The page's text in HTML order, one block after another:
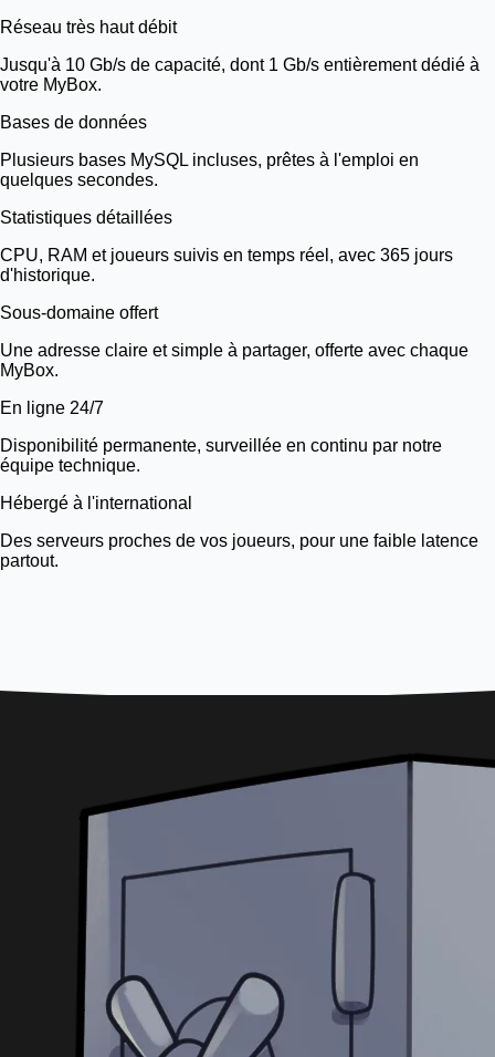
Réseau très haut débit
Jusqu'à 10 Gb/s de capacité, dont 1 Gb/s entièrement dédié à
votre MyBox.
Bases de données
Plusieurs bases MySQL incluses, prêtes à l'emploi en
quelques secondes.
Statistiques détaillées
CPU, RAM et joueurs suivis en temps réel, avec 365 jours
d'historique.
Sous-domaine offert
Une adresse claire et simple à partager, offerte avec chaque
MyBox.
En ligne 24/7
Disponibilité permanente, surveillée en continu par notre
équipe technique.
Hébergé à l'international
Des serveurs proches de vos joueurs, pour une faible latence
partout.